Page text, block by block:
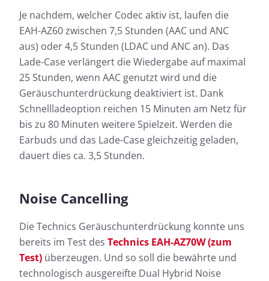
Je nachdem, welcher Codec aktiv ist, laufen die
EAH-AZ60 zwischen 7,5 Stunden (AAC und ANC
aus) oder 4,5 Stunden (LDAC und ANC an). Das
Lade-Case verlängert die Wiedergabe auf maximal
25 Stunden, wenn AAC genutzt wird und die
Geräuschunterdrückung deaktiviert ist. Dank
Schnellladeoption reichen 15 Minuten am Netz für
bis zu 80 Minuten weitere Spielzeit. Werden die
Earbuds und das Lade-Case gleichzeitig geladen,
dauert dies ca. 3,5 Stunden.
Noise Cancelling
Die Technics Geräuschunterdrückung konnte uns
bereits im Test des Technics EAH-AZ70W (zum
Test) überzeugen. Und so soll die bewährte und
technologisch ausgereifte Dual Hybrid Noise